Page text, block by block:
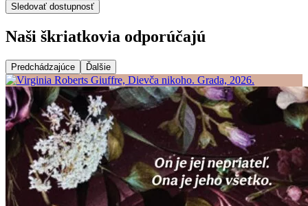
Sledovať dostupnosť
Naši škriatkovia odporúčajú
Predchádzajúce Ďalšie